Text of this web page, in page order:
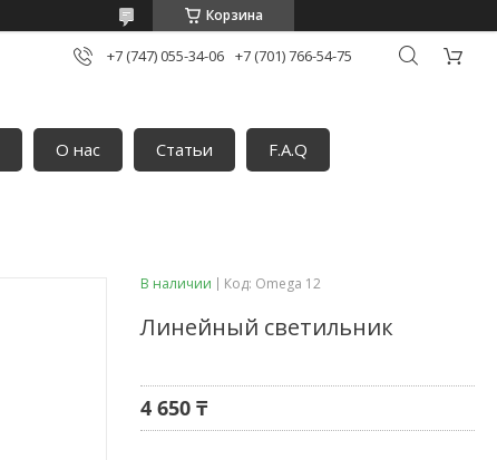
Корзина
+7 (747) 055-34-06 +7 (701) 766-54-75
О нас Статьи F.A.Q
В наличии Код: Omega 12
Линейный светильник
4 650 ₸